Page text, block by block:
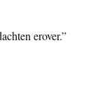
erover.”